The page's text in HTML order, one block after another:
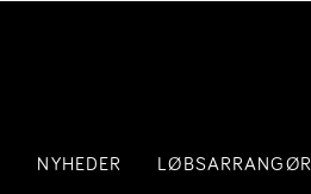
NYHEDER LØBSARRANGØR